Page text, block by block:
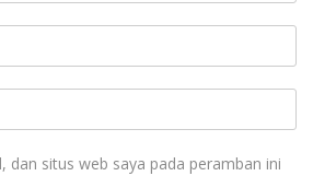
dan situs web saya pada peramban ini